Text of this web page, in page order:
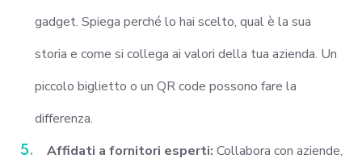
gadget. Spiega perché lo hai scelto, qual è la sua
storia e come si collega ai valori della tua azienda. Un
piccolo biglietto o un QR code possono fare la
differenza.
Affidati a fornitori esperti: Collabora con aziende,